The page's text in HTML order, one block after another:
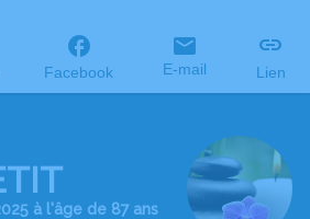
Facebook E-mail Lien
à l'âge de 87 ans